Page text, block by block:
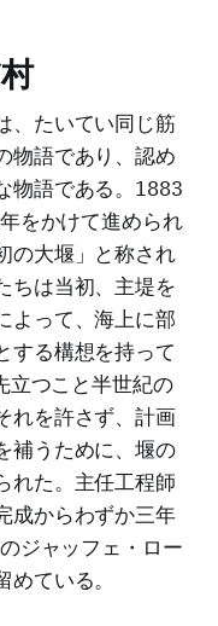
、たいてい同じ筋
物語であり、認め
物語である。1883
をかけて進められ
の大堰」と称され
ちは当初、主堤を
よって、海上に部
する構想を持って
つこと半世紀の
れを許さず、計画
補うために、堰の
れた。主任工程師
成からわずか三年
ジャッフェ・ロー
ている。